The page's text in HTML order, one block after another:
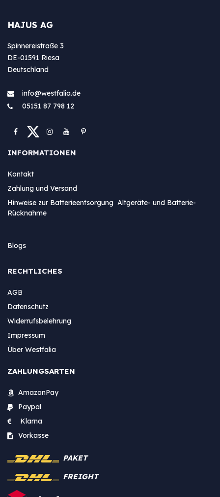
HAJUS AG
Spinnereistraße 3
DE-01591 Riesa
Deutschland
info@westfa​lia.de
05151 87 798 12
INFORMATIONEN
Kontakt
Zahlung und Versand
Hinweise zur Batterieentsorgung Altgeräte- und Batterie-
Rücknahme
Blogs
RECHTLICHES
AGB
Datenschutz
Widerrufsbelehrung
Impressum
Über Westfalia
ZAHLUNGSARTEN
AmazonPay
Paypal
Klarna
Vorkasse
PAKET
FREIGHT